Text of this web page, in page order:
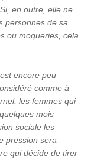
en outre, elle ne
personnes de sa
ou moqueries, cela
encore peu
comme à
les femmes qui
mois
sociale les
pression sera
qui décide de tirer